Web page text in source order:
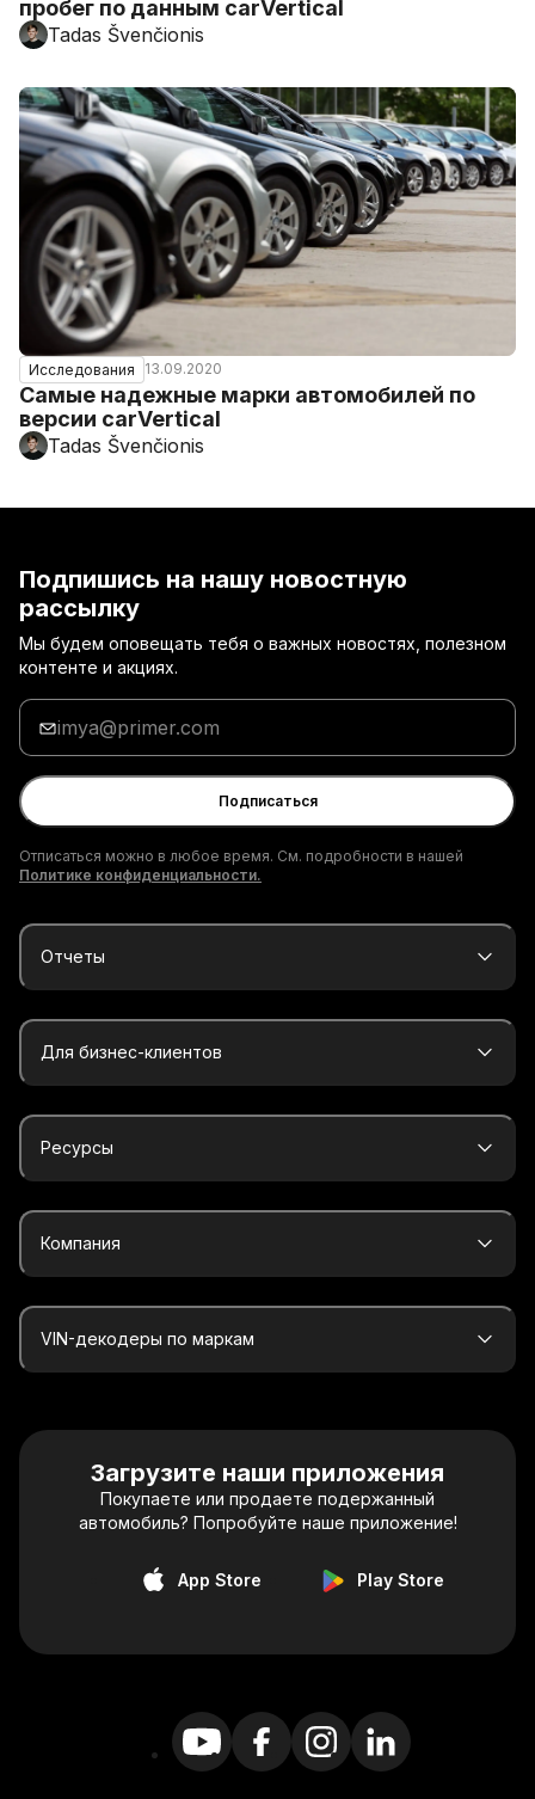
пробег по данным carVertical
Tadas Švenčionis
Исследования 13.09.2020
Самые надежные марки автомобилей по
версии carVertical
Tadas Švenčionis
Подпишись на нашу новостную
рассылку
Мы будем оповещать тебя о важных новостях, полезном
контенте и акциях.
Введи
адрес
электронной
почты
Подписаться
Отписаться можно в любое время. См. подробности в нашей
Политике конфиденциальности.
Отчеты
Для бизнес-клиентов
Ресурсы
Компания
VIN-декодеры по маркам
Загрузите наши приложения
Покупаете или продаете подержанный
автомобиль? Попробуйте наше приложение!
App Store Play Store